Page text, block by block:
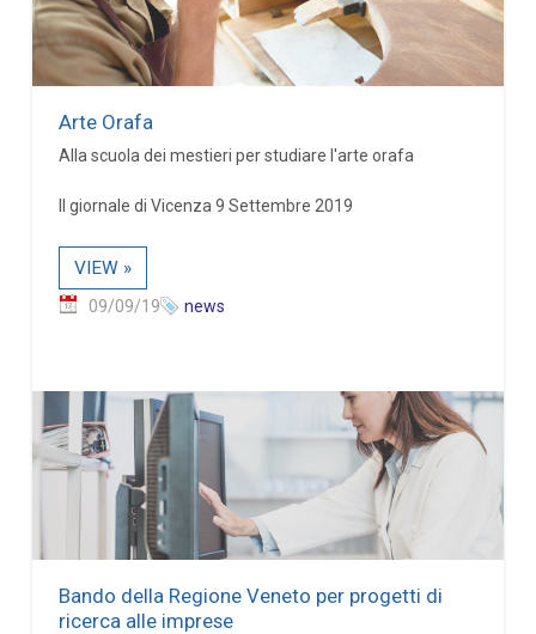
Arte Orafa
Alla scuola dei mestieri per studiare l'arte orafa
Il giornale di Vicenza 9 Settembre 2019
VIEW »
09/09/19 news
Bando della Regione Veneto per progetti di
ricerca alle imprese